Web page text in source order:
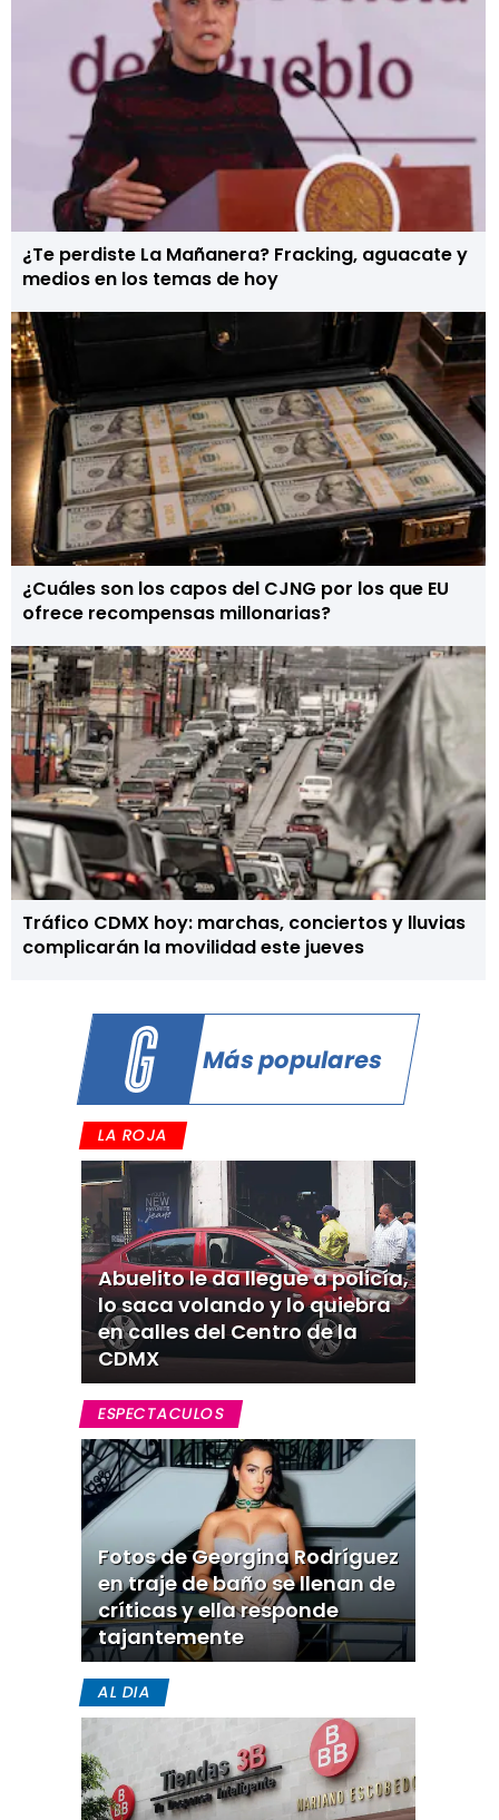
¿Te perdiste La Mañanera? Fracking, aguacate y
medios en los temas de hoy
¿Cuáles son los capos del CJNG por los que EU
ofrece recompensas millonarias?
Tráfico CDMX hoy: marchas, conciertos y lluvias
complicarán la movilidad este jueves
Más populares
LA ROJA
Abuelito le da llegue a policía,
lo saca volando y lo quiebra
en calles del Centro de la
CDMX
ESPECTACULOS
Fotos de Georgina Rodríguez
en traje de baño se llenan de
críticas y ella responde
tajantemente
AL DIA